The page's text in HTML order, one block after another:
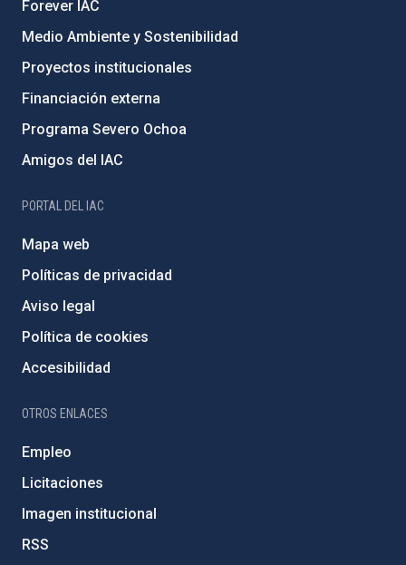
Forever IAC
Medio Ambiente y Sostenibilidad
Proyectos institucionales
Financiación externa
Programa Severo Ochoa
Amigos del IAC
PORTAL DEL IAC
Mapa web
Políticas de privacidad
Aviso legal
Política de cookies
Accesibilidad
OTROS ENLACES
Empleo
Licitaciones
Imagen institucional
RSS